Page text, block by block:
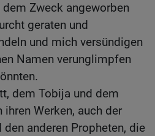
dem Zweck angeworben
geraten und
und mich versündigen
Namen verunglimpfen
dem Tobija und dem
Werken, auch der
anderen Propheten, die